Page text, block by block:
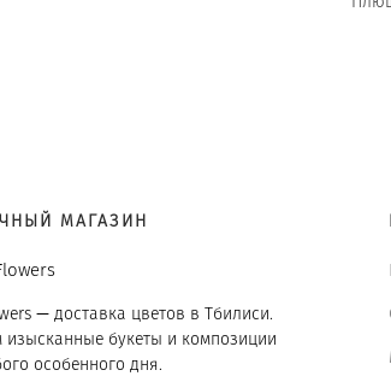
МАГАЗИН
— доставка цветов в Тбилиси.
изысканные букеты и композиции
особенного дня.